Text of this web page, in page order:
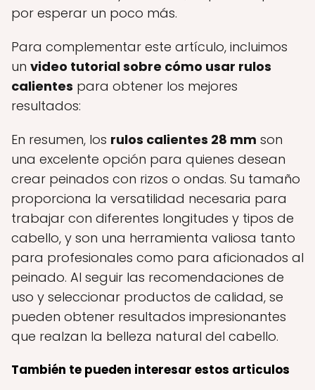
por esperar un poco más.
Para complementar este artículo, incluimos
un video tutorial sobre cómo usar rulos
calientes para obtener los mejores
resultados:
En resumen, los rulos calientes 28 mm son
una excelente opción para quienes desean
crear peinados con rizos o ondas. Su tamaño
proporciona la versatilidad necesaria para
trabajar con diferentes longitudes y tipos de
cabello, y son una herramienta valiosa tanto
para profesionales como para aficionados al
peinado. Al seguir las recomendaciones de
uso y seleccionar productos de calidad, se
pueden obtener resultados impresionantes
que realzan la belleza natural del cabello.
También te pueden interesar estos articulos